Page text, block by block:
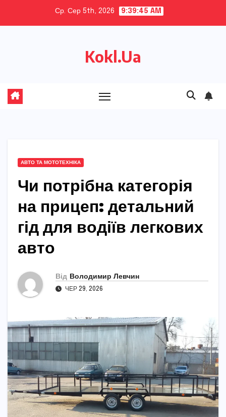
Ср. Сер 5th, 2026 9:39:47 AM
Kokl.Ua
АВТО ТА МОТОТЕХНІКА
Чи потрібна категорія
на прицеп: детальний
гід для водіїв легкових
авто
Від Володимир Левчин
ЧЕР 29, 2026